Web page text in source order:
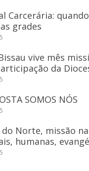
Carcerária:
grades
vive mês
da
SOMOS NÓS
do Norte, missão
humanas,